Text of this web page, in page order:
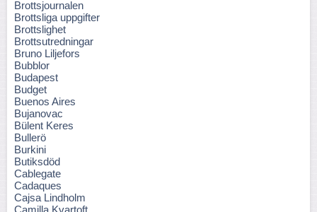
Brottsjournalen
Brottsliga uppgifter
Brottslighet
Brottsutredningar
Bruno Liljefors
Bubblor
Budapest
Budget
Buenos Aires
Bujanovac
Bülent Keres
Bullerö
Burkini
Butiksdöd
Cablegate
Cadaques
Cajsa Lindholm
Camilla Kvartoft